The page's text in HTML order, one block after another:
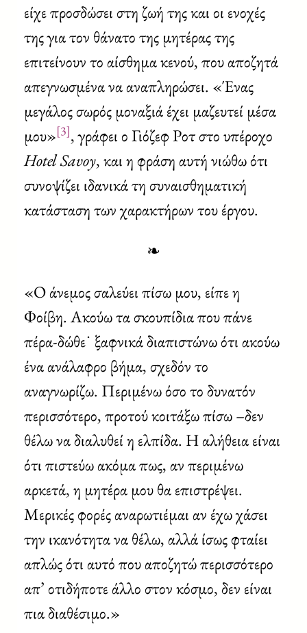
είχε προσδώσει στη ζωή της και οι ενοχές
της για τον θάνατο της μητέρας της
επιτείνουν το αίσθημα κενού, που αποζητά
απεγνωσμένα να αναπληρώσει. «Ένας
μεγάλος σωρός μοναξιά έχει μαζευτεί μέσα
μου»[3], γράφει ο Γιόζεφ Ροτ στο υπέροχο
Hotel Savoy, και η φράση αυτή νιώθω ότι
συνοψίζει ιδανικά τη συναισθηματική
κατάσταση των χαρακτήρων του έργου.
❧
«Ο άνεμος σαλεύει πίσω μου, είπε η
Φοίβη. Ακούω τα σκουπίδια που πάνε
πέρα-δώθε˙ ξαφνικά διαπιστώνω ότι ακούω
ένα ανάλαφρο βήμα, σχεδόν το
αναγνωρίζω. Περιμένω όσο το δυνατόν
περισσότερο, προτού κοιτάξω πίσω –δεν
θέλω να διαλυθεί η ελπίδα. Η αλήθεια είναι
ότι πιστεύω ακόμα πως, αν περιμένω
αρκετά, η μητέρα μου θα επιστρέψει.
Μερικές φορές αναρωτιέμαι αν έχω χάσει
την ικανότητα να θέλω, αλλά ίσως φταίει
απλώς ότι αυτό που αποζητώ περισσότερο
απ’ οτιδήποτε άλλο στον κόσμο, δεν είναι
πια διαθέσιμο.»